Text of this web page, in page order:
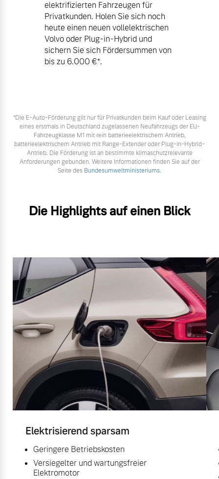
elektrifizierten Fahrzeugen für
Privatkunden. Holen Sie sich noch
heute einen neuen vollelektrischen
Volvo oder Plug-in-Hybrid und
sichern Sie sich Fördersummen von
bis zu 6.000 €⁠*.
*Die E‑Auto-Förderung gilt nur für Privatkunden beim Kauf oder Leasing
eines erstmals in Deutschland zugelassenen Neufahrzeugs der EU-
Fahrzeugklasse M1 mit rein batterieelektrischem Antrieb,
batterieelektrischem Antrieb mit Range-Extender oder Plug-in-Hybrid-
Antrieb. Die Förderung ist an bestimmte klimaschutzrelevante
Anforderungen gebunden. Weitere Informationen finden Sie auf der
Seite des Bundesumweltministeriums.
Die Highlights auf einen Blick
Elektrisierend sparsam
Geringere Betriebskosten
Versiegelter und wartungsfreier
Elektromotor